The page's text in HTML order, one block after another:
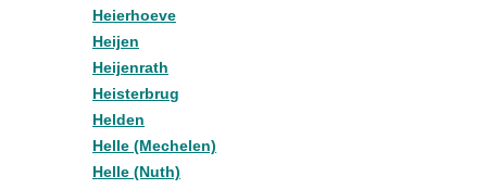
Heierhoeve
Heijen
Heijenrath
Heisterbrug
Helden
Helle (Mechelen)
Helle (Nuth)